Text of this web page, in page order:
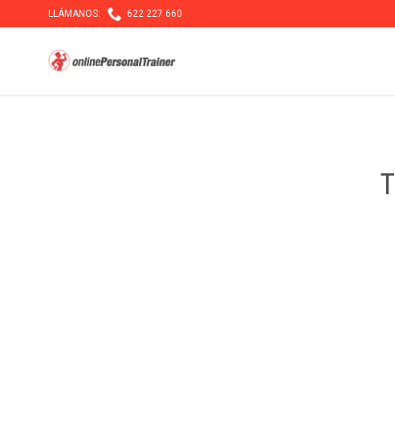
LLÁMANOS:  622 227 660